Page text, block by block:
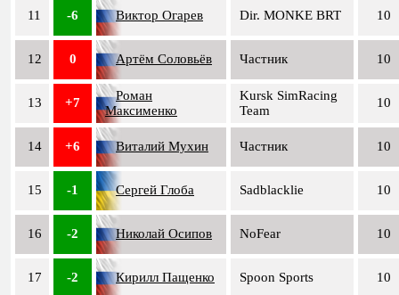
11 -6 Виктор Огарев Dir. MONKE BRT 10
12 0 Артём Соловьёв Частник 10
13 +7
Роман
Максименко
Kursk SimRacing
Team
10
14 +6 Виталий Мухин Частник 10
15 -1 Сергей Глоба Sadblacklie 10
16 -2 Николай Осипов NoFear 10
17 -2 Кирилл Пащенко Spoon Sports 10